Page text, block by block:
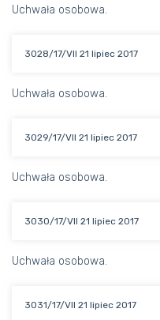
Uchwała osobowa.
3028/17/VII 21 lipiec 2017
Uchwała osobowa.
3029/17/VII 21 lipiec 2017
Uchwała osobowa.
3030/17/VII 21 lipiec 2017
Uchwała osobowa.
3031/17/VII 21 lipiec 2017